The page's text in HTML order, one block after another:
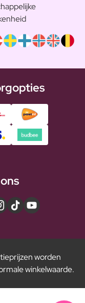
worden
winkelwaarde.